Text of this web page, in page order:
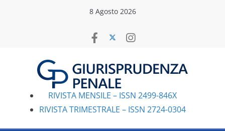
8 Agosto 2026
RIVISTA MENSILE – ISSN 2499-846X
RIVISTA TRIMESTRALE – ISSN 2724-0304